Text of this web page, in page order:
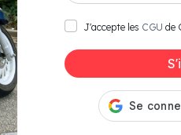
J'accepte les CGU de